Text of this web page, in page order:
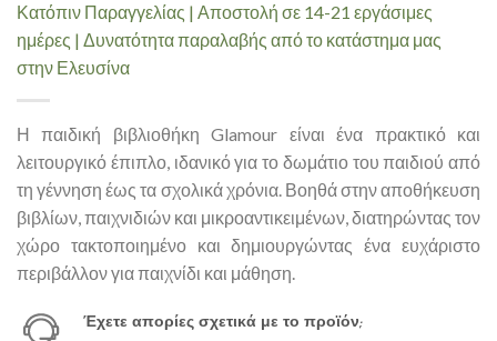
Κατόπιν Παραγγελίας | Αποστολή σε 14-21 εργάσιμες
ημέρες | Δυνατότητα παραλαβής από το κατάστημα μας
στην Ελευσίνα
Η παιδική βιβλιοθήκη Glamour είναι ένα πρακτικό και
λειτουργικό έπιπλο, ιδανικό για το δωμάτιο του παιδιού από
τη γέννηση έως τα σχολικά χρόνια. Βοηθά στην αποθήκευση
βιβλίων, παιχνιδιών και μικροαντικειμένων, διατηρώντας τον
χώρο τακτοποιημένο και δημιουργώντας ένα ευχάριστο
περιβάλλον για παιχνίδι και μάθηση.
Έχετε απορίες σχετικά με το προϊόν;